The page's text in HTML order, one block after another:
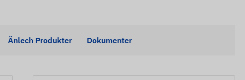
Änlech Produkter Dokumenter